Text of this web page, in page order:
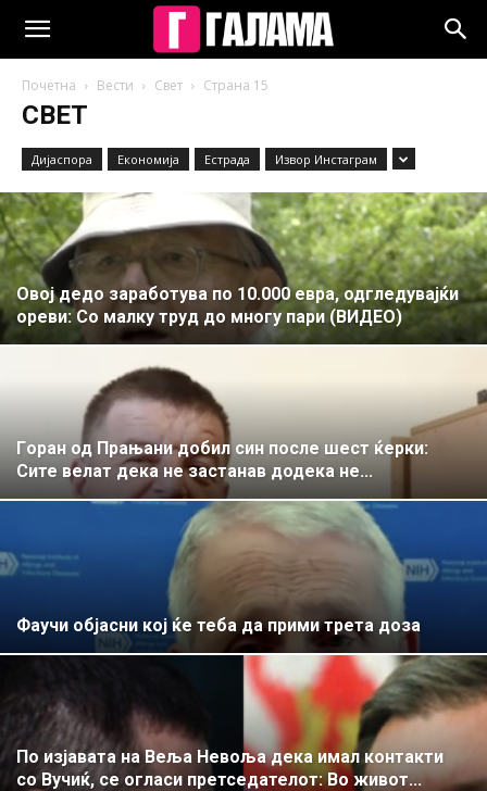
Почетна Вести Свет Страна 15
СВЕТ
Дијаспора Економија Естрада Извор Инстаграм
Oвој дедо заработува по 10.000 евра, одгледувајќи
ореви: Cо малку труд до многу пари (ВИДЕО)
Гoран од Прањани добил син после шест ќерки:
Сите велат дека не застанав додека не...
Фаучи објасни кој ќе теба да прими трета доза
По изјавата на Веља Невоља дека имал контакти
со Вучиќ, се огласи претседателот: Во живот...